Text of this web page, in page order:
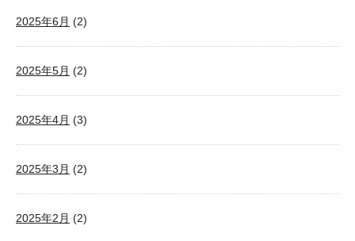
2025年6月 (2)
2025年5月 (2)
2025年4月 (3)
2025年3月 (2)
2025年2月 (2)